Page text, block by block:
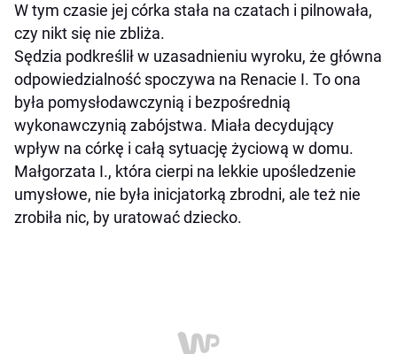
W tym czasie jej córka stała na czatach i pilnowała,
czy nikt się nie zbliża.
Sędzia podkreślił w uzasadnieniu wyroku, że główna
odpowiedzialność spoczywa na Renacie I. To ona
była pomysłodawczynią i bezpośrednią
wykonawczynią zabójstwa. Miała decydujący
wpływ na córkę i całą sytuację życiową w domu.
Małgorzata I., która cierpi na lekkie upośledzenie
umysłowe, nie była inicjatorką zbrodni, ale też nie
zrobiła nic, by uratować dziecko.